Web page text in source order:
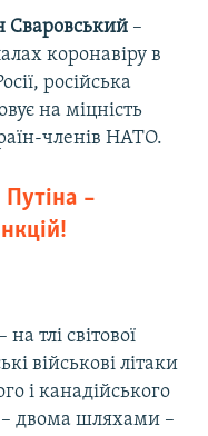
Сваровський –
коронавіру в
російська
на міцність
членів НАТО.
–
тлі світової
військові літаки
і канадійського
– двома шляхами –